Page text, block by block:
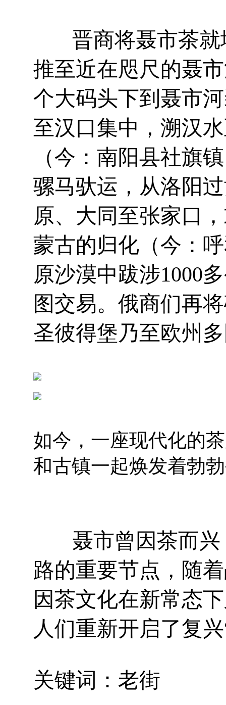
晋商将聂市茶就
推至近在咫尺的聂
个大码头下到聂市
至汉口集中，溯汉
（今：南阳县社旗
骡马驮运，从洛阳
原、大同至张家口
蒙古的归化（今：
原沙漠中跋涉1000
图交易。俄商们再
圣彼得堡乃至欧州
如今，一座现代化的
和古镇一起焕发着勃
聂市曾因茶而兴
路的重要节点，随
因茶文化在新常态
人们重新开启了复
关键词：老街